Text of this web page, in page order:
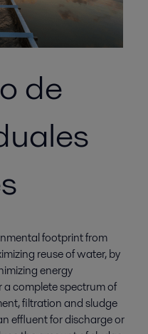
de
footprint from
reuse of water, by
energy
complete spectrum of
filtration and sludge
effluent for discharge or